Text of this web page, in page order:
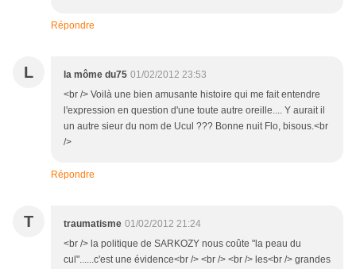
Répondre
L la môme du75 01/02/2012 23:53
<br /> Voilà une bien amusante histoire qui me fait entendre
l'expression en question d'une toute autre oreille.... Y aurait il
un autre sieur du nom de Ucul ??? Bonne nuit Flo, bisous.<br
/>
Répondre
T traumatisme 01/02/2012 21:24
<br /> la politique de SARKOZY nous coûte "la peau du
cul"......c'est une évidence<br /> <br /> <br /> les<br /> grandes